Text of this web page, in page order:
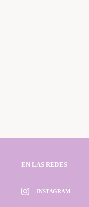
EN LAS REDES
INSTAGRAM